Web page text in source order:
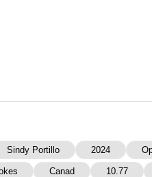
Sindy Portillo 2024
Canad 10.77